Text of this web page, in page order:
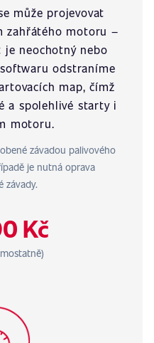
může projevovat
zahřátého motoru –
neochotný nebo
odstraníme
map, čímž
a spolehlivé starty i
motoru.
závadou palivového
je nutná oprava
závady.
Kč